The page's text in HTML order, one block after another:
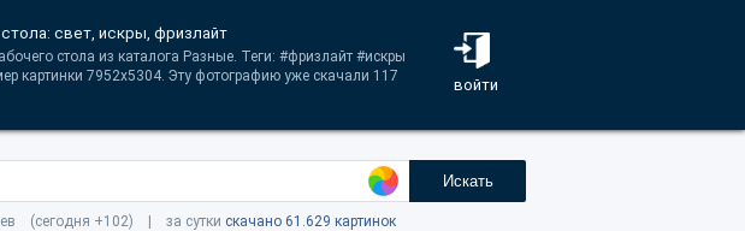
войти
свет, искры, фризлайт
стола из каталога Разные. Теги: #фризлайт #искры
картинки 7952x5304. Эту фотографию уже скачали 117
Искать
(сегодня +102) | за сутки скачано 61.629 картинок